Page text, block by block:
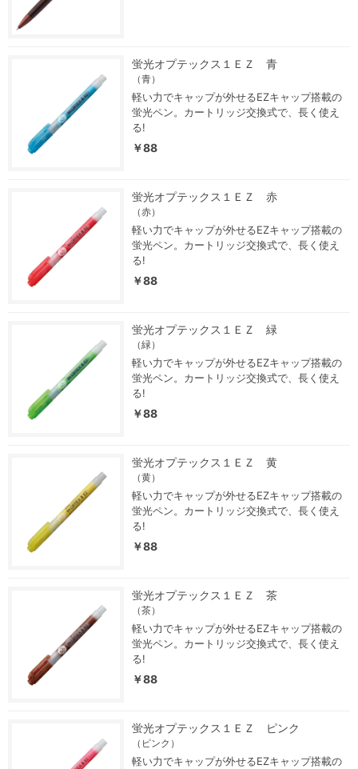
蛍光オプテックス１ＥＺ 青
（青）
軽い力でキャップが外せるEZキャップ搭載の
蛍光ペン。カートリッジ交換式で、長く使え
る!
￥88
蛍光オプテックス１ＥＺ 赤
（赤）
軽い力でキャップが外せるEZキャップ搭載の
蛍光ペン。カートリッジ交換式で、長く使え
る!
￥88
蛍光オプテックス１ＥＺ 緑
（緑）
軽い力でキャップが外せるEZキャップ搭載の
蛍光ペン。カートリッジ交換式で、長く使え
る!
￥88
蛍光オプテックス１ＥＺ 黄
（黄）
軽い力でキャップが外せるEZキャップ搭載の
蛍光ペン。カートリッジ交換式で、長く使え
る!
￥88
蛍光オプテックス１ＥＺ 茶
（茶）
軽い力でキャップが外せるEZキャップ搭載の
蛍光ペン。カートリッジ交換式で、長く使え
る!
￥88
蛍光オプテックス１ＥＺ ピンク
（ピンク）
軽い力でキャップが外せるEZキャップ搭載の